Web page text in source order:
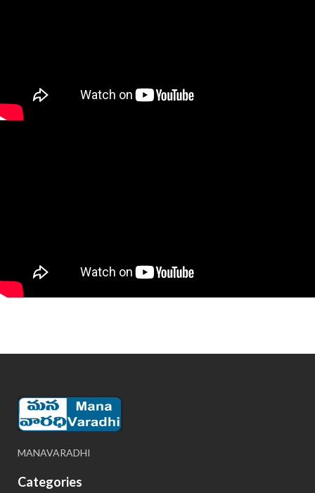
MANAVARADHI
Categories